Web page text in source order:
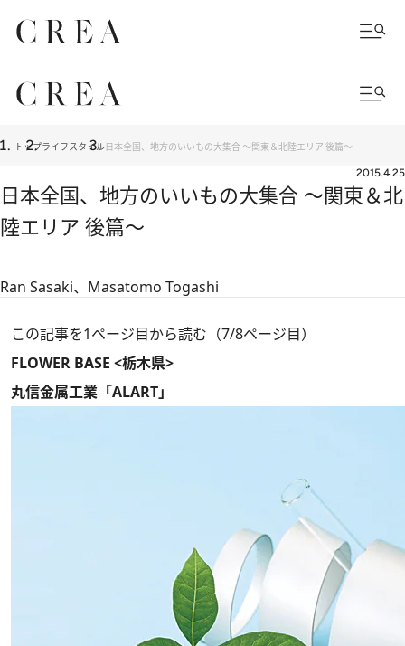
トップライフスタイル日本全国、地方のいいもの大集合 ～関東＆北陸エリア 後篇～
2015.4.25
日本全国、地方のいいもの大集合 ～関東＆北
陸エリア 後篇～
Ran Sasaki、Masatomo Togashi
この記事を1ページ目から読む（7/8ページ目）
FLOWER BASE <栃木県>
丸信金属工業「ALART」